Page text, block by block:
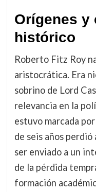
Orígenes y
histórico
Roberto Fitz Roy
aristocrática. Era
sobrino de Lord
relevancia en la
estuvo marcada
de seis años perdió
ser enviado a un
de la pérdida
formación